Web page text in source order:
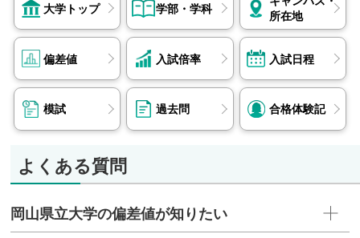
大学トップ 学部・学科
所在地
偏差値 入試倍率 入試日程
模試 過去問 合格体験記
よくある質問
岡山県立大学の偏差値が知りたい